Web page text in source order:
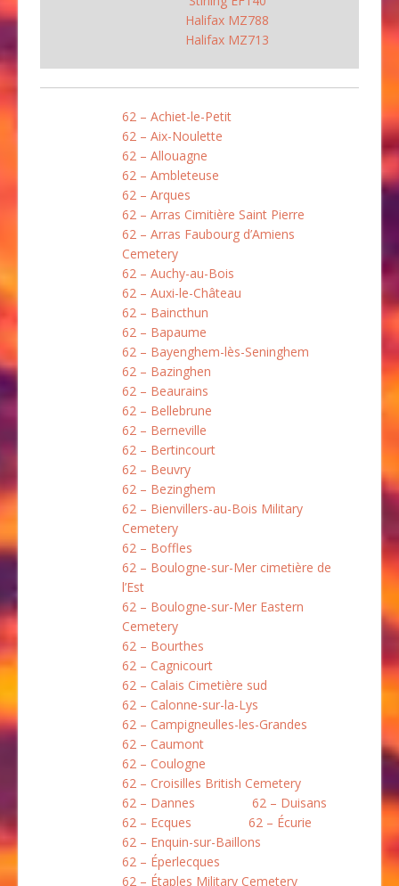
Halifax MZ788
Halifax MZ713
62 – Achiet-le-Petit
62 – Aix-Noulette
62 – Allouagne
62 – Ambleteuse
62 – Arques
62 – Arras Cimitière Saint Pierre
62 – Arras Faubourg d’Amiens
Cemetery
62 – Auchy-au-Bois
62 – Auxi-le-Château
62 – Baincthun
62 – Bapaume
62 – Bayenghem-lès-Seninghem
62 – Bazinghen
62 – Beaurains
62 – Bellebrune
62 – Berneville
62 – Bertincourt
62 – Beuvry
62 – Bezinghem
62 – Bienvillers-au-Bois Military
Cemetery
62 – Boffles
62 – Boulogne-sur-Mer cimetière de
l’Est
62 – Boulogne-sur-Mer Eastern
Cemetery
62 – Bourthes
62 – Cagnicourt
62 – Calais Cimetière sud
62 – Calonne-sur-la-Lys
62 – Campigneulles-les-Grandes
62 – Caumont
62 – Coulogne
62 – Croisilles British Cemetery
62 – Dannes
62 – Duisans
62 – Ecques
62 – Écurie
62 – Enquin-sur-Baillons
62 – Éperlecques
62 – Étaples Military Cemetery